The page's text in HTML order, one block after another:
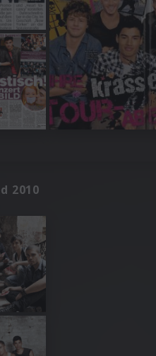
2010